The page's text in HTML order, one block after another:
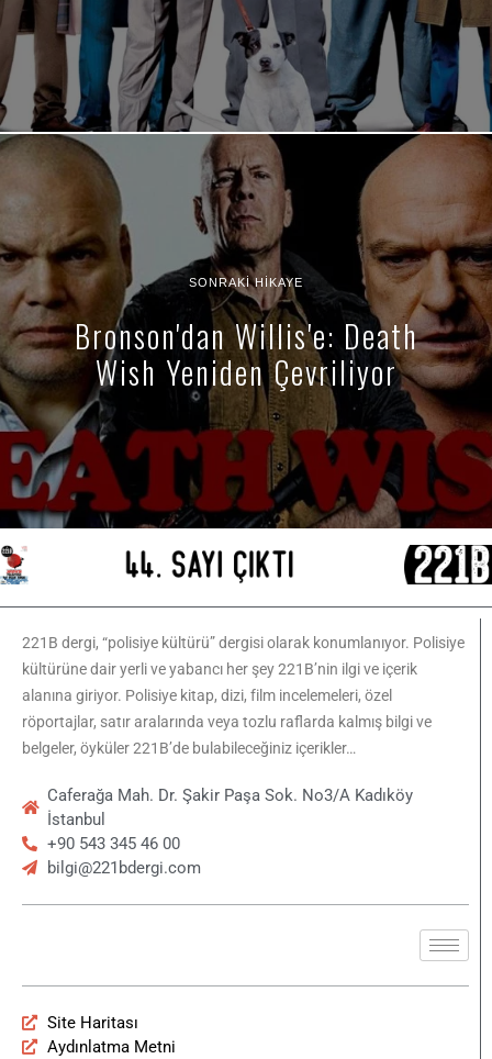
SONRAKI HIKAYE
Bronson'dan Willis'e: Death
Wish Yeniden Çevriliyor
221B dergi, “polisiye kültürü” dergisi olarak konumlanıyor. Polisiye
kültürüne dair yerli ve yabancı her şey 221B’nin ilgi ve içerik
alanına giriyor. Polisiye kitap, dizi, film incelemeleri, özel
röportajlar, satır aralarında veya tozlu raflarda kalmış bilgi ve
belgeler, öyküler 221B’de bulabileceğiniz içerikler…
Caferağa Mah. Dr. Şakir Paşa Sok. No3/A Kadıköy
İstanbul
+90 543 345 46 00
bilgi@221bdergi.com
Site Haritası
Aydınlatma Metni